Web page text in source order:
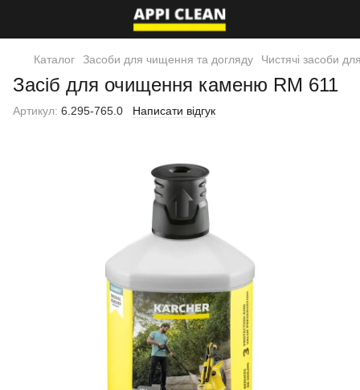
Каталог Засоби для чищення та догляду Чистячі засоби
Засіб для очищення каменю RM 611
Артикул: 6.295-765.0 Написати відгук